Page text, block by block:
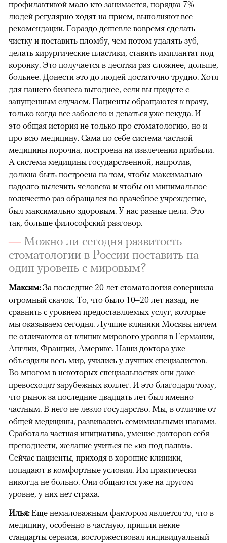
профилактикой мало кто занимается, порядка 7%
людей регулярно ходят на прием, выполняют все
рекомендации. Гораздо дешевле вовремя сделать
чистку и поставить пломбу, чем потом удалять зуб,
делать хирургические пластики, ставить имплантат под
коронку. Это получается в десятки раз сложнее, дольше,
больнее. Донести это до людей достаточно трудно. Хотя
для нашего бизнеса выгоднее, если вы придете с
запущенным случаем. Пациенты обращаются к врачу,
только когда все заболело и деваться уже некуда. И
это общая история не только про стоматологию, но и
про всю медицину. Сама по себе система частной
медицины порочна, построена на извлечении прибыли.
А система медицины государственной, напротив,
должна быть построена на том, чтобы максимально
надолго вылечить человека и чтобы он минимальное
количество раз обращался во врачебное учреждение,
был максимально здоровым. У нас разные цели. Это
так, больше философский разговор.
—Можно ли сегодня развитость
стоматологии в России поставить на
один уровень с мировым?
Максим: За последние 20 лет стоматология совершила
огромный скачок. То, что было 10–20 лет назад, не
сравнить с уровнем предоставляемых услуг, которые
мы оказываем сегодня. Лучшие клиники Москвы ничем
не отличаются от клиник мирового уровня в Германии,
Англии, Франции, Америке. Наши доктора уже
объездили весь мир, учились у лучших специалистов.
Во многом в некоторых специальностях они даже
превосходят зарубежных коллег. И это благодаря тому,
что рынок за последние двадцать лет был именно
частным. В него не лезло государство. Мы, в отличие от
общей медицины, развивались семимильными шагами.
Сработала частная инициатива, умение докторов себя
преподнести, желание учиться не «из-под палки».
Сейчас пациенты, приходя в хорошие клиники,
попадают в комфортные условия. Им практически
никогда не больно. Они общаются уже на другом
уровне, у них нет страха.
Илья: Еще немаловажным фактором является то, что в
медицину, особенно в частную, пришли некие
стандарты сервиса, восторжествовал индивидуальный